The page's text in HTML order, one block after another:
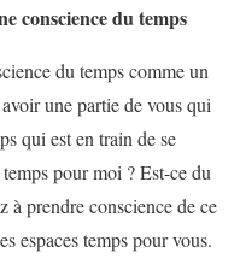
conscience du temps
du temps comme un
une partie de vous qui
qui est en train de se
pour moi ? Est-ce du
à prendre conscience de ce
espaces temps pour vous.